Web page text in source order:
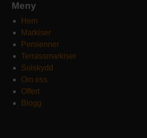
Meny
Hem
Markiser
Persienner
Terrassmarkiser
Solskydd
Om oss
Offert
Blogg